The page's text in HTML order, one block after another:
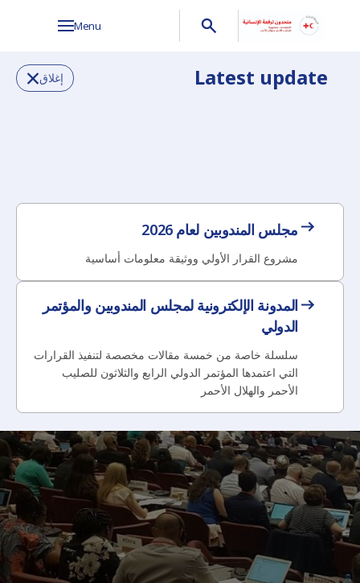
Menu
Latest update إغلاق
مجلس المندوبين لعام 2026
مشروع القرار الأولي ووثيقة معلومات أساسية
المدونة الإلكترونية لمجلس المندوبين والمؤتمر
الدولي
سلسلة خاصة من خمسة مقالات مخصصة لتنفيذ القرارات
التي اعتمدها المؤتمر الدولي الرابع والثلاثون للصليب
الأحمر والهلال الأحمر